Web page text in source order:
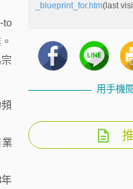
to
_blueprint_for.htm(last
用手機